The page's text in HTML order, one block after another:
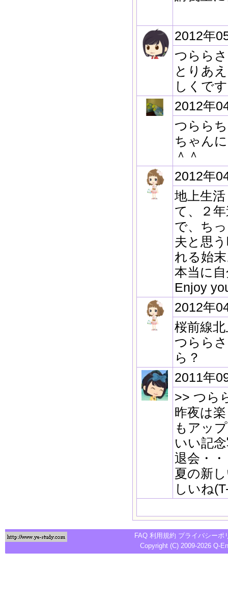
2012年
つらら
とりあ
しくで
2012年
つらら
ちゃん
＾＾
2012年
地上生
て、２
で、ち
夫と思
れる始
本当に
Enjoy
2012年
桜前線
つらら
ら？
2011年
>> つら
昨夜は
もアッ
いい記
退会・
夏の新
しいね
FAQ 利用規約 プライバシーポ
Copyright (C) 2009-2026 Q-